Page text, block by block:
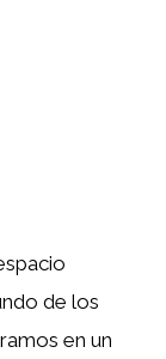
de los
en un